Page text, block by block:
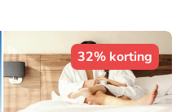
32% korting